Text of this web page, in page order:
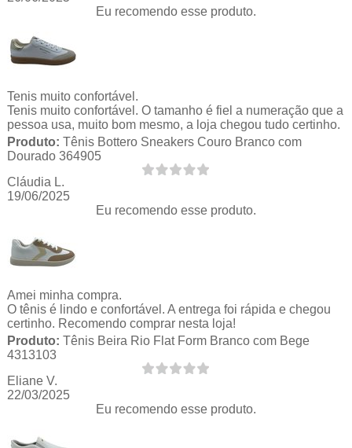
Eu recomendo esse produto.
Tenis muito confortável.
Tenis muito confortável. O tamanho é fiel a numeração que a
pessoa usa, muito bom mesmo, a loja chegou tudo certinho.
Produto: Tênis Bottero Sneakers Couro Branco com
Dourado 364905
Cláudia L.
19/06/2025
Eu recomendo esse produto.
Amei minha compra.
O tênis é lindo e confortável. A entrega foi rápida e chegou
certinho. Recomendo comprar nesta loja!
Produto: Tênis Beira Rio Flat Form Branco com Bege
4313103
Eliane V.
22/03/2025
Eu recomendo esse produto.